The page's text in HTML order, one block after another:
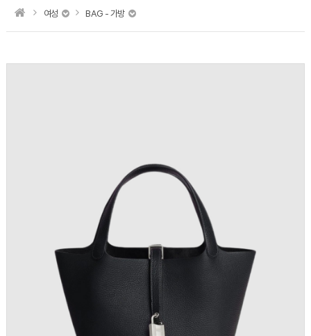
여성 BAG - 가방